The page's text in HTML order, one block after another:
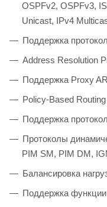
OSPFv2, OSPFv3,
Unicast, IPv4
Поддержка
Address Resolution
Поддержка Proxy
Policy-Based
Поддержка
Протоколы
PIM SM, PIM DM,
Балансировка
Поддержка